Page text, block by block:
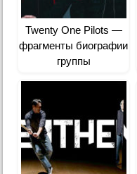
Twenty One Pilots —
фрагменты биографии
группы